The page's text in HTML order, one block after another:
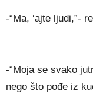
-“Ma, ‘ajte ljudi,”-
-“Moja se svako
nego što pođe iz